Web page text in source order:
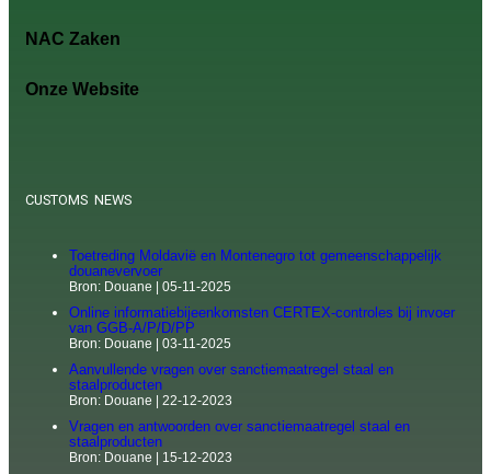
NAC Zaken
Onze Website
CUSTOMS NEWS
Toetreding Moldavië en Montenegro tot gemeenschappelijk
douanevervoer
Bron: Douane 05-11-2025
Online informatiebijeenkomsten CERTEX-controles bij invoer
van GGB-A/P/D/PP
Bron: Douane 03-11-2025
Aanvullende vragen over sanctiemaatregel staal en
staalproducten
Bron: Douane 22-12-2023
Vragen en antwoorden over sanctiemaatregel staal en
staalproducten
Bron: Douane 15-12-2023